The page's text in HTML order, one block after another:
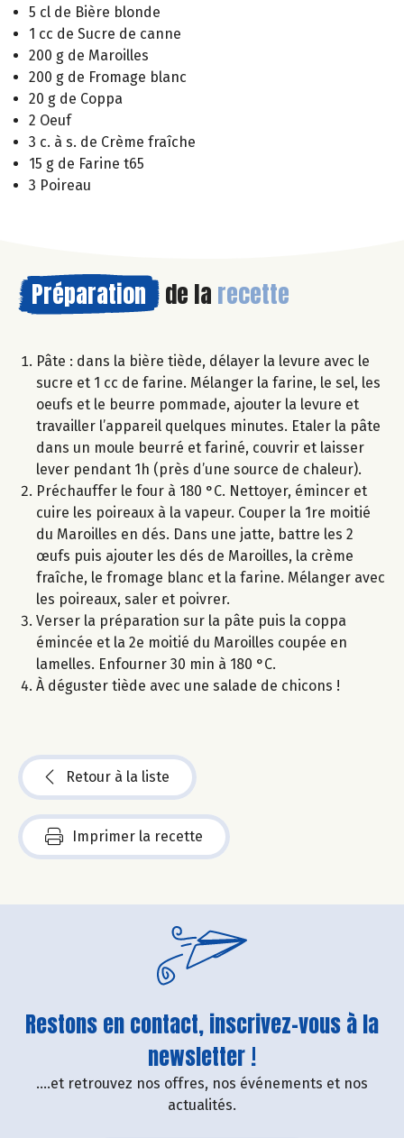
5 cl de Bière blonde
1 cc de Sucre de canne
200 g de Maroilles
200 g de Fromage blanc
20 g de Coppa
2 Oeuf
3 c. à s. de Crème fraîche
15 g de Farine t65
3 Poireau
Préparation de la recette
Pâte : dans la bière tiède, délayer la levure avec le
sucre et 1 cc de farine. Mélanger la farine, le sel, les
oeufs et le beurre pommade, ajouter la levure et
travailler l’appareil quelques minutes. Etaler la pâte
dans un moule beurré et fariné, couvrir et laisser
lever pendant 1h (près d’une source de chaleur).
Préchauffer le four à 180 °C. Nettoyer, émincer et
cuire les poireaux à la vapeur. Couper la 1re moitié
du Maroilles en dés. Dans une jatte, battre les 2
œufs puis ajouter les dés de Maroilles, la crème
fraîche, le fromage blanc et la farine. Mélanger avec
les poireaux, saler et poivrer.
Verser la préparation sur la pâte puis la coppa
émincée et la 2e moitié du Maroilles coupée en
lamelles. Enfourner 30 min à 180 °C.
À déguster tiède avec une salade de chicons !
Retour à la liste
Imprimer la recette
Restons en contact, inscrivez-vous à la
newsletter !
....et retrouvez nos offres, nos événements et nos
actualités.